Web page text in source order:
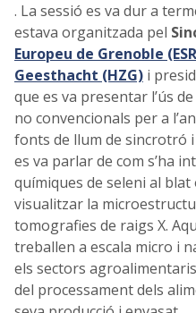
. La sessió es va dur a
estava organitzada pel
Europeu de Grenoble
Geesthacht (HZG) i
que es va presentar l’ús
no convencionals per a
fonts de llum de sincrotró
es va parlar de com s’ha
químiques de seleni al
visualitzar la
tomografies de raigs X.
treballen a escala micro i
els sectors
del processament dels